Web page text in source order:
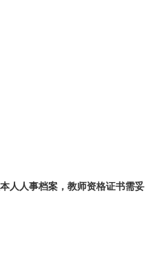
人人事档案，教师资格证书需妥